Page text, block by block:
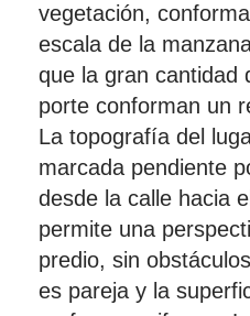
vegetación,
escala de la
que la gran cantidad
porte conforman un
La topografía del
marcada pendiente
desde la calle hacia
permite una
predio, sin
es pareja y la